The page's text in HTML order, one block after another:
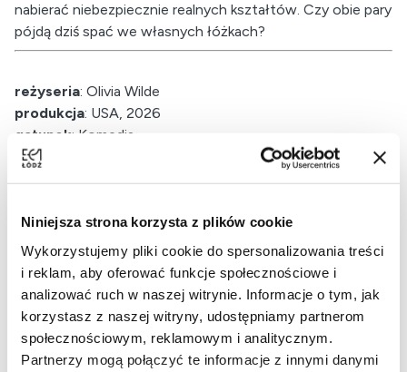
Niniejsza strona korzysta z plików cookie
Wykorzystujemy pliki cookie do spersonalizowania treści
i reklam, aby oferować funkcje społecznościowe i
analizować ruch w naszej witrynie. Informacje o tym, jak
korzystasz z naszej witryny, udostępniamy partnerom
społecznościowym, reklamowym i analitycznym.
Partnerzy mogą połączyć te informacje z innymi danymi
nabierać niebezpiecznie realnych kształtów. Czy obie pary
pójdą dziś spać we własnych łóżkach?
reżyseria: Olivia Wilde
produkcja: USA, 2026
gatunek: Komedia
czas trwania: